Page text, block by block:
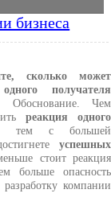
бизнеса
сколько может
получателя
Обоснование. Чем
реакция одного
, тем с большей
успешных
стоит реакция
больше опасность
компании